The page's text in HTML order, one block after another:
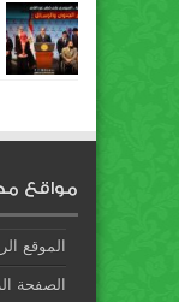
مواقع
الموقع
الصفحة